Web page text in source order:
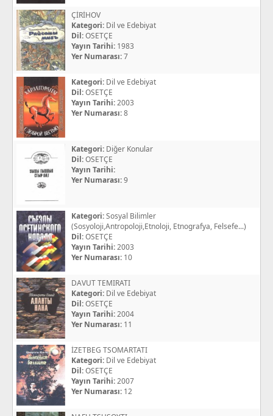
ÇİRİHOV
Kategori: Dil ve Edebiyat
Dil:OSETÇE
Yayın Tarihi: 1983
Yer Numarası:7
Kategori: Dil ve Edebiyat
Dil:OSETÇE
Yayın Tarihi:2003
Yer Numarası:8
Kategori: Diğer Konular
Dil:OSETÇE
Yayın Tarihi:
Yer Numarası:9
Kategori:Sosyal Bilimler
(Sosyoloji,Antropoloji,Etnoloji, Etnografya, Felsefe...)
Dil:OSETÇE
Yayın Tarihi:2003
Yer Numarası: 10
DAVUT TEMIRATI
Kategori: Dil ve Edebiyat
Dil:OSETÇE
Yayın Tarihi:2004
Yer Numarası: 11
İZETBEG TSOMARTATI
Kategori: Dil ve Edebiyat
Dil:OSETÇE
Yayın Tarihi:2007
Yer Numarası: 12